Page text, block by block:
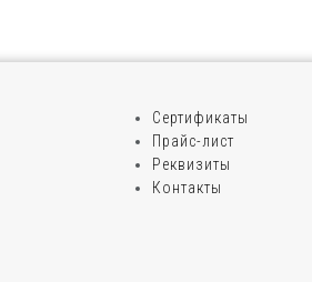
Сертификаты
Прайс-лист
Реквизиты
Контакты